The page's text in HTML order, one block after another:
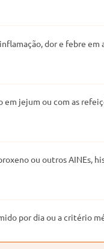
dor e febre
jejum ou com as
ou outros AINEs,
por dia ou a critério